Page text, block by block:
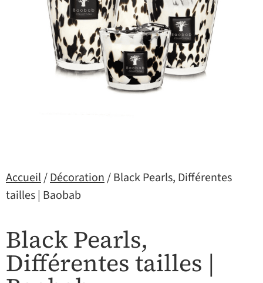
Accueil/Décoration/ Black Pearls, Différentes
tailles | Baobab
Black Pearls,
Différentes tailles |